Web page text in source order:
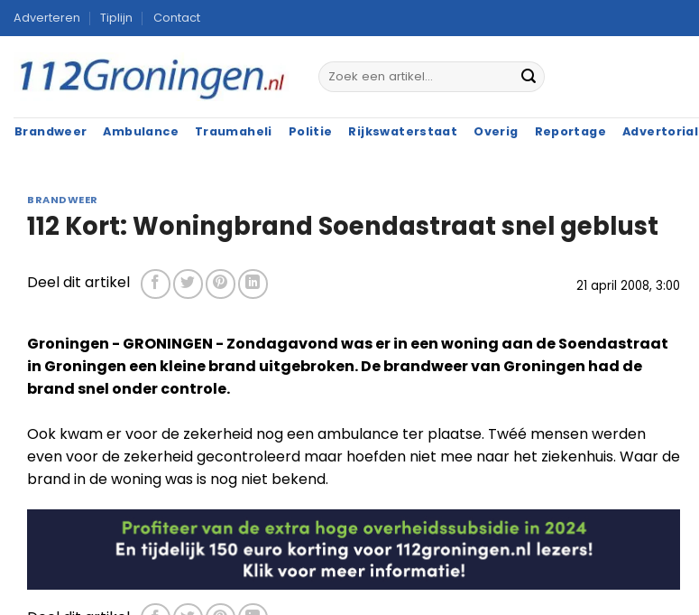
Ga
naar
inhoud
Adverteren Tiplijn Contact
Brandweer Ambulance Traumaheli Politie Rijkswaterstaat Overig Reportage Advertorial
BRANDWEER
112 Kort: Woningbrand Soendastraat snel geblust
21 april 2008, 3:00
Deel dit artikel
Groningen - GRONINGEN - Zondagavond was er in een woning aan de Soendastraat
in Groningen een kleine brand uitgebroken. De brandweer van Groningen had de
brand snel onder controle.
Ook kwam er voor de zekerheid nog een ambulance ter plaatse. Twéé mensen werden
even voor de zekerheid gecontroleerd maar hoefden niet mee naar het ziekenhuis. Waar de
brand in de woning was is nog niet bekend.